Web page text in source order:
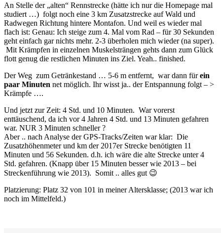
An Stelle der „alten“ Rennstrecke (hätte ich nur die Homepage mal
studiert …) folgt noch eine 3 km Zusatzstrecke auf Wald und
Radwegen Richtung hintere Montafon. Und weil es wieder mal
flach ist: Genau: Ich steige zum 4. Mal vom Rad – für 30 Sekunden
geht einfach gar nichts mehr. 2-3 überholen mich wieder (na super).
Mit Krämpfen in einzelnen Muskelsträngen gehts dann zum Glück
flott genug die restlichen Minuten ins Ziel. Yeah.. finished.
Der Weg zum Getränkestand … 5-6 m entfernt, war dann fürein
paar Minuten net möglich. Ihr wisst ja.. der Entspannung folgt – >
Krämpfe ….
Und jetzt zur Zeit: 4 Std. und 10 Minuten. War vorerst
enttäuschend, da ich vor 4 Jahren 4 Std. und 13 Minuten gefahren
war. NUR 3 Minuten schneller ?
Aber .. nach Analyse der GPS-Tracks/Zeiten war klar: Die
Zusatzhöhenmeter und km der 2017er Strecke benötigten 11
Minuten und 56 Sekunden. d.h. ich wäre die alte Strecke unter 4
Std. gefahren. (Knapp über 15 Minuten besser wie 2013 – bei
Streckenführung wie 2013). Somit .. alles gut 😉
Platzierung: Platz 32 von 101 in meiner Altersklasse; (2013 war ich
noch im Mittelfeld.)